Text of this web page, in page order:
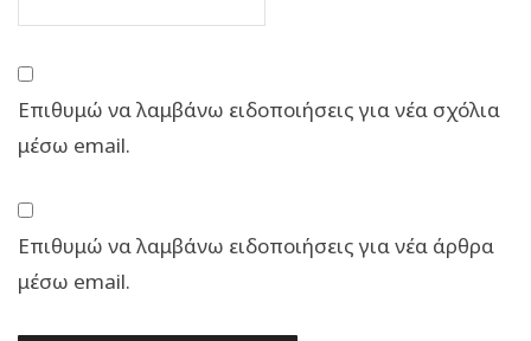
Επιθυμώ να λαμβάνω ειδοποιήσεις για νέα σχόλια
μέσω email.
Επιθυμώ να λαμβάνω ειδοποιήσεις για νέα άρθρα
μέσω email.